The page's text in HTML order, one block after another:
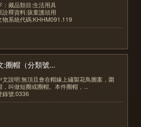
：藏品類目:生活用具
詮釋資料:孩童護頭用
物系統代碼:KHHM091.119
:圈帽（分類號...
文說明:無頂且會在帽緣上繡製花鳥圖案，圍
，叫做短圈或圈帽。本件圈帽，...
錄號:0336